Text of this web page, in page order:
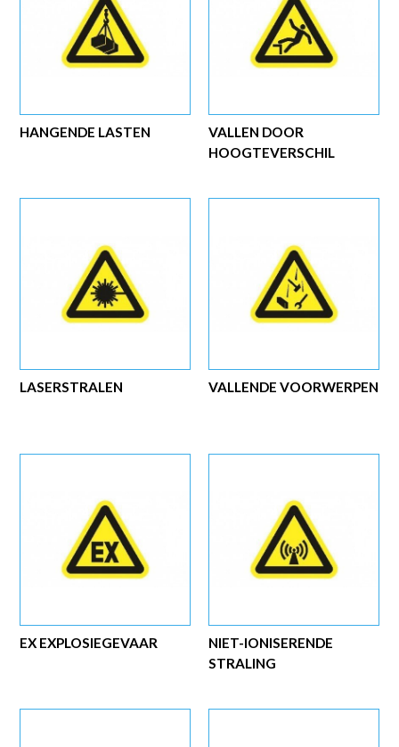
VALLEN DOOR
HOOGTEVERSCHIL
HANGENDE LASTEN
VALLENDE VOORWERPEN
LASERSTRALEN
NIET-IONISERENDE
STRALING
EX EXPLOSIEGEVAAR